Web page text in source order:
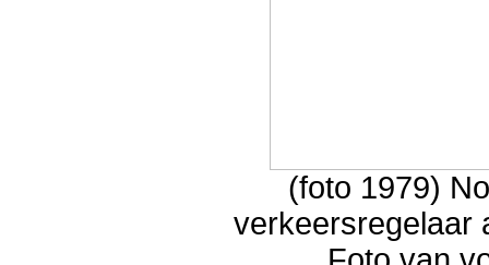
(foto 1979)
verkeersregelaar